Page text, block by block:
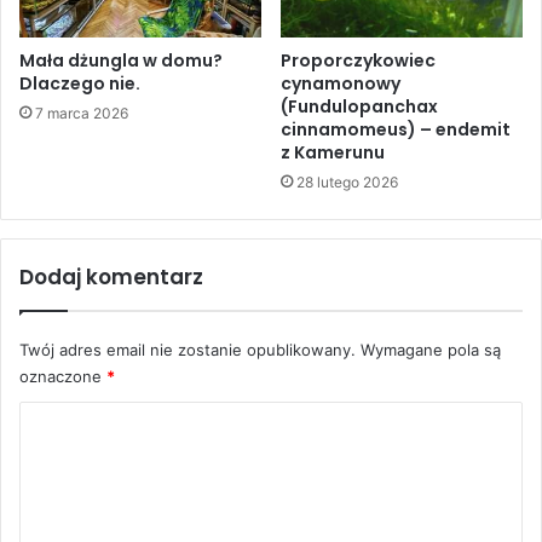
Z reguły utrzymuje się je w
zbiornikach małych
(niekiedy zaledwie kilkulitrowych,
choć najlepsze są akwaria o
pojemności 20–30 litrów),
jednogatunkowych, zawsze
szczelnie przykrytych (ryby te są
bardzo skoczne), gęsto
zarośniętych różnorodną
roślinnością, z dekoracjami w
Mała dżungla w domu?
Dlaczego nie.
7 marca 2026
Proporczykowiec
cynamonowy
(Fundulopanchax
cinnamomeus) – endemit
z Kamerunu
28 lutego 2026
Dodaj komentarz
Twój adres email nie zostanie opublikowany. Wymagane pola są
oznaczone *